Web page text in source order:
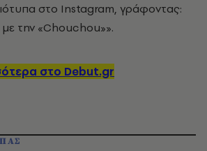
στο Instagram, γράφοντας:
την «Chouchou»».
στο Debut.gr